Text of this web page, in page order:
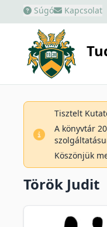
Súgó Kapcsolat
Tisztelt
A könyvtár
Köszönjük
Török Judit